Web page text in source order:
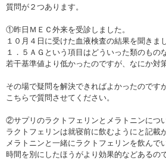
質問が２つあります。
①昨日ＭＥＣ外来を受診しました。
１０月４日に受けた血液検査の結果を聞きま
１．５ＡＧという項目はどういった類のもの
若干基準値より低かったのですが、なにか対
その場で疑問を解決できればよかったのです
こちらで質問させてください。
②サプリのラクトフェリンとメラトニンにつ
ラクトフェリンは就寝前に飲むようにと記載
メラトニンと一緒にラクトフェリンを飲んで
時間を別にしたほうがより効果的などあるの